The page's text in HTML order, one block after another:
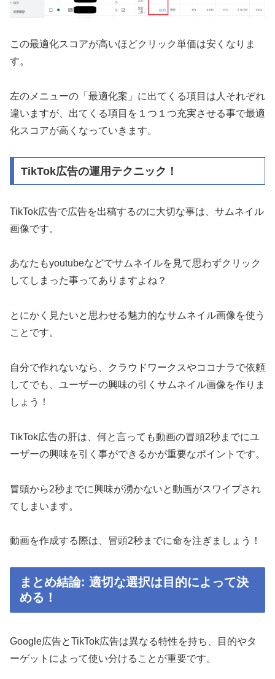
この最適化スコアが高いほどクリック単価は安くなりま
す。
左のメニューの「最適化案」に出てくる項目は人それぞれ
違いますが、出てくる項目を１つ１つ充実させる事で最適
化スコアが高くなっていきます。
TikTok広告の運用テクニック！
TikTok広告で広告を出稿するのに大切な事は、サムネイル
画像です。
あなたもyoutubeなどでサムネイルを見て思わずクリック
してしまった事ってありますよね？
とにかく見たいと思わせる魅力的なサムネイル画像を使う
ことです。
自分で作れないなら、クラウドワークスやココナラで依頼
してでも、ユーザーの興味の引くサムネイル画像を作りま
しょう！
TikTok広告の肝は、何と言っても動画の冒頭2秒までにユ
ーザーの興味を引く事ができるかが重要なポイントです。
冒頭から2秒までに興味が湧かないと動画がスワイプされ
てしまいます。
動画を作成する際は、冒頭2秒までに命を注ぎましょう！
まとめ結論: 適切な選択は目的によって決
める！
Google広告とTikTok広告は異なる特性を持ち、目的やタ
ーゲットによって使い分けることが重要です。